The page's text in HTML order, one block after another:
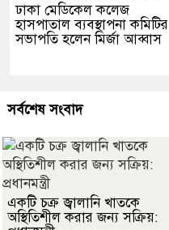
ঢাকা মেডিকেল কলেজ
হাসপাতাল ব্যবস্থাপনা কমিটির
সভাপতি হলেন মির্জা আব্বাস
সর্বশেষ সংবাদ
একটি চক্র জ্বালানি খাতকে
অস্থিতিশীল করার জন্য সক্রিয়: